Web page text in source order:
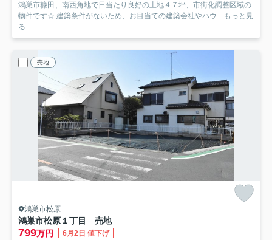
鴻巣市糠田、南西角地で日当たり良好の土地４７坪、市街化調整区域の
物件です☆ 建築条件がないため、お目当ての建築会社やハウ... もっと見
る
売地
鴻巣市松原
鴻巣市松原１丁目 売地
799万円 6月2日 値下げ